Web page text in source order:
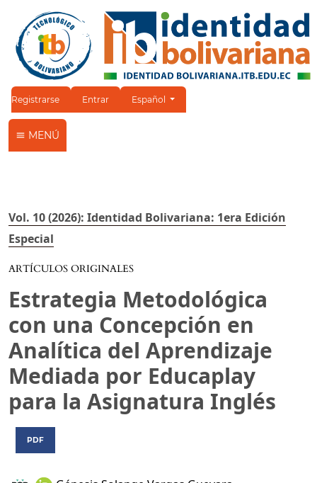
Registrarse Entrar Cambiar el idioma. El idioma actual es:
Español
MENÚ
Vol. 10 (2026): Identidad Bolivariana: 1era Edición
Especial
ARTÍCULOS ORIGINALES
Estrategia Metodológica
con una Concepción en
Analítica del Aprendizaje
Mediada por Educaplay
para la Asignatura Inglés
PDF